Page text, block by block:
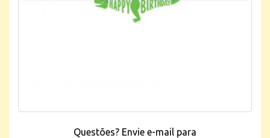
Questões? Envie e-mail para